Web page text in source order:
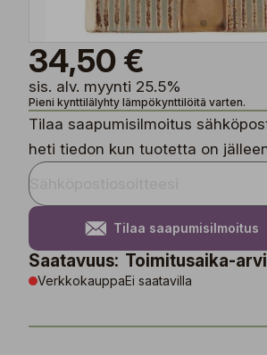
34,50 €
sis. alv. myynti 25.5%
Pieni kynttilälyhty lämpökynttilöitä varten.
Tilaa saapumisilmoitus
heti tiedon kun tuotetta on
Tilaa saapumisilmoitus
Saatavuus:
Verkkokauppa
Toimitusaika-
Ei saatavilla